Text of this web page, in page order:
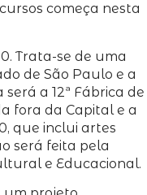
começa nesta
Trata-se de uma
de São Paulo e a
a 12ª Fábrica de
fora da Capital e a
que inclui artes
será feita pela
e Educacional.